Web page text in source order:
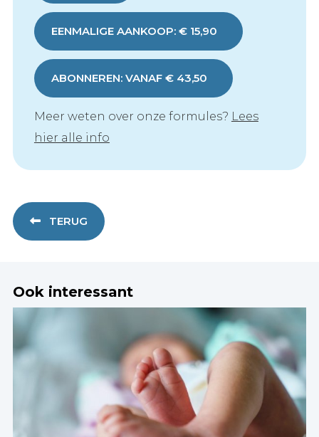
EENMALIGE AANKOOP: € 15,90
ABONNEREN: VANAF € 43,50
Meer weten over onze formules? Lees
hier alle info
TERUG
Ook interessant